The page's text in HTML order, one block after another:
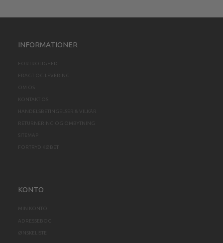
INFORMATIONER
FORTROLIGHED
FRAGT OG LEVERING
OM OS
KONTAKT OS
HANDELSBETINGELSER & VILKÅR
RETURNERING OG OMBYTNING
SITEMAP
FORTRYD KØBET
KONTO
MIN KONTO
ADRESSEBOG
ØNSKELISTE